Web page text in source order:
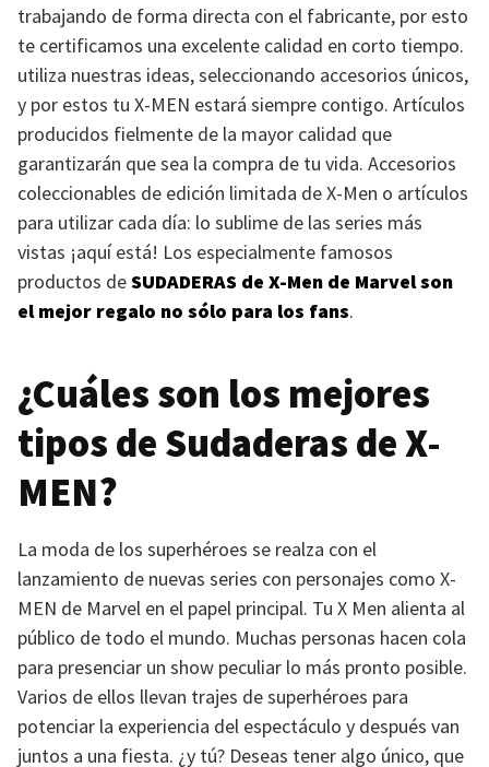
trabajando de forma directa con el fabricante, por esto
te certificamos una excelente calidad en corto tiempo.
utiliza nuestras ideas, seleccionando accesorios únicos,
y por estos tu X-MEN estará siempre contigo. Artículos
producidos fielmente de la mayor calidad que
garantizarán que sea la compra de tu vida. Accesorios
coleccionables de edición limitada de X-Men o artículos
para utilizar cada día: lo sublime de las series más
vistas ¡aquí está! Los especialmente famosos
productos deSUDADERAS de X-Men de Marvel son
el mejor regalo no sólo para los fans.
¿Cuáles son los mejores
tipos de Sudaderas deX-
MEN?
La moda de los superhéroes se realza con el
lanzamiento de nuevas series con personajes como X-
MEN de Marvel en el papel principal. Tu X Men alienta al
público de todo el mundo. Muchas personas hacen cola
para presenciar un show peculiar lo más pronto posible.
Varios de ellos llevan trajes de superhéroes para
potenciar la experiencia del espectáculo y después van
juntos a una fiesta. ¿y tú? Deseas tener algo único, que